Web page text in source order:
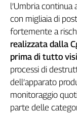
Inca
Caaf
Speciali
G8
di
Genova,
il
sangue
l’Umbria continua
con migliaia di
fortemente a
realizzata dalla
prima di tutto
processi di
dell’apparato
monitoraggio
parte delle